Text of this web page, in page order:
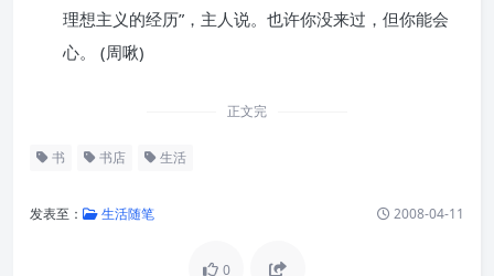
理想主义的经历”，主人说。也许你没来过，但你能会
心。 (周啾)
正文完
书 书店 生活
发表至： 生活随笔 2008-04-11
0